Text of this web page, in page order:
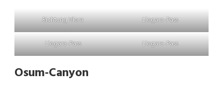
Richtung Vlora Llogara-Pass
Llogara-Pass Llogara-Pass
Osum-Canyon